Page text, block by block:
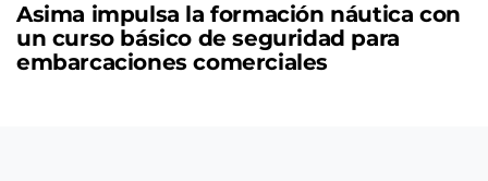
Asima impulsa la formación náutica con
un curso básico de seguridad para
embarcaciones comerciales